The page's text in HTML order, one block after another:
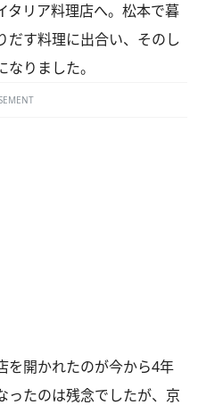
タリア料理店へ。松本で暮
だす料理に出合い、そのし
りました。
開かれたのが今から4年
ったのは残念でしたが、京